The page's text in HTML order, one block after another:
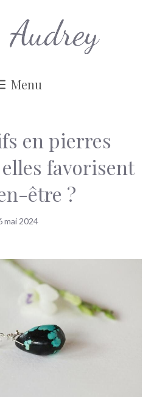
Menu
en pierres
favorisent
être ?
mai 2024